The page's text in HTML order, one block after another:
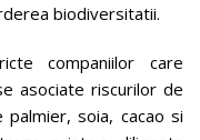
biodiversitatii.
companiilor care
asociate riscurilor de
soia, cacao si